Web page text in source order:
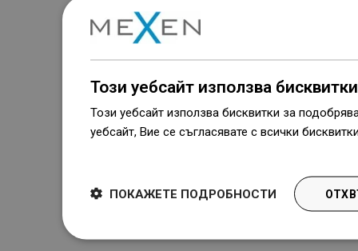
Този уебсайт използва бисквитки
Този уебсайт използва бисквитки за
уебсайт, Вие се съгласявате с всички
ПОКАЖЕТЕ ПОДРОБНОСТИ